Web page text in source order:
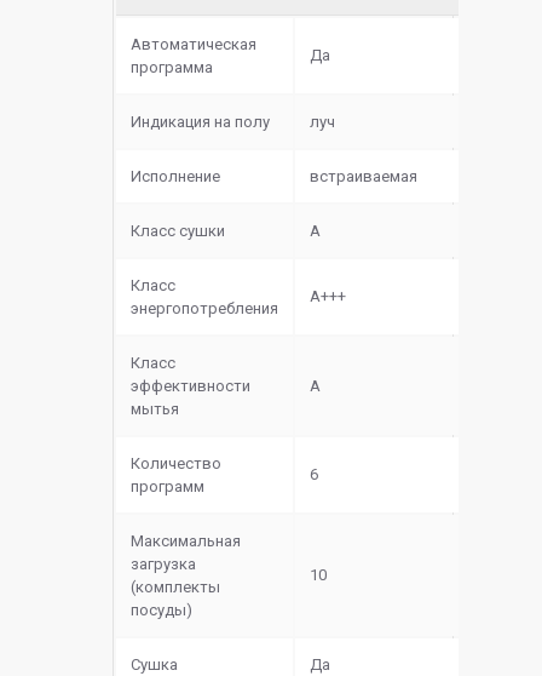
Автоматическая
программа
Да
Индикация на полу луч
Исполнение встраиваемая
Класс сушки A
Класс
энергопотребления
A+++
Класс
эффективности
мытья
A
Количество
программ
6
Максимальная
загрузка
(комплекты
посуды)
10
Сушка Да